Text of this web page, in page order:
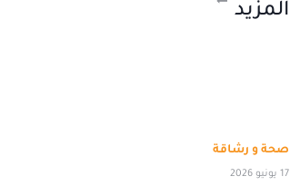
المزيد
صحة و رشاقة
17 يونيو 2026